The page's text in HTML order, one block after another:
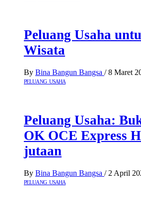
Peluang Usaha
Wisata
By Bina Bangun Bangsa / 8 Maret
PELUANG USAHA
Peluang Usaha:
OK OCE Express
jutaan
By Bina Bangun Bangsa / 2 April
PELUANG USAHA